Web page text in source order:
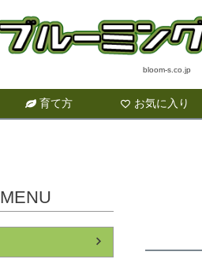
bloom-s.co.jp
育て方 お気に入り
MENU